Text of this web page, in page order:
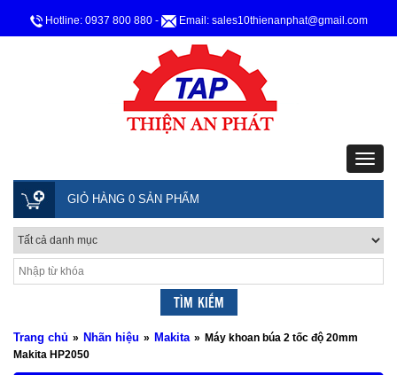
Hotline: 0937 800 880 - Email: sales10thienanphat@gmail.com
GIỎ HÀNG 0 SẢN PHẨM
Trang chủ » Nhãn hiệu » Makita » Máy khoan búa 2 tốc độ 20mm
Makita HP2050